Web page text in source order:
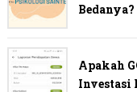
Bedanya?
Apakah
Investasi